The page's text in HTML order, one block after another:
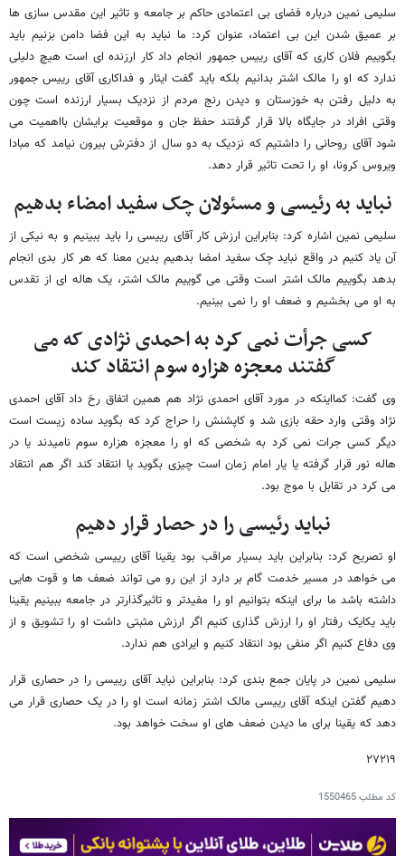
سلیمی نمین درباره فضای بی اعتمادی حاکم بر جامعه و تاثیر این مقدس سازی ها
بر عمیق شدن این بی اعتماد، عنوان کرد: ما نباید به این فضا دامن بزنیم باید
بگوییم فلان کاری که آقای رییس جمهور انجام داد کار ارزنده ای است هیچ دلیلی
ندارد که او را مالک اشتر بدانیم بلکه باید گفت ایثار و فداکاری آقای رییس جمهور
به دلیل رفتن به خوزستان و دیدن رنج مردم از نزدیک بسیار ارزنده است چون
وقتی افراد در جایگاه بالا قرار گرفتند حفظ جان و موقعیت برایشان بااهمیت می
شود آقای روحانی را داشتیم که نزدیک به دو سال از دفترش بیرون نیامد که مبادا
ویروس کرونا، او را تحت تاثیر قرار دهد.
نباید به رئیسی و مسئولان چک سفید امضاء بدهیم
سلیمی نمین اشاره کرد: بنابراین ارزش کار آقای رییسی را باید ببینیم و به نیکی از
آن یاد کنیم در واقع نباید چک سفید امضا بدهیم بدین معنا که هر کار بدی انجام
بدهد بگوییم مالک اشتر است وقتی می گوییم مالک اشتر، یک هاله ای از تقدس
به او می بخشیم و ضعف او را نمی بینیم.
کسی جرأت نمی کرد به احمدی نژادی که می
گفتند معجزه هزاره سوم انتقاد کند
وی گفت: کمااینکه در مورد آقای احمدی نژاد هم همین اتفاق رخ داد آقای احمدی
نژاد وقتی وارد حقه بازی شد و کاپشنش را حراج کرد که بگوید ساده زیست است
دیگر کسی جرات نمی کرد به شخصی که او را معجزه هزاره سوم نامیدند یا در
هاله نور قرار گرفته یا یار امام زمان است چیزی بگوید یا انتقاد کند اگر هم انتقاد
می کرد در تقابل با موج بود.
نباید رئیسی را در حصار قرار دهیم
او تصریح کرد: بنابراین باید بسیار مراقب بود یقینا آقای رییسی شخصی است که
می خواهد در مسیر خدمت گام بر دارد از این رو می تواند ضعف ها و قوت هایی
داشته باشد ما برای اینکه بتوانیم او را مفیدتر و تاثیرگذارتر در جامعه ببینیم یقینا
باید یکایک رفتار او را ارزش گذاری کنیم اگر ارزش مثبتی داشت او را تشویق و از
وی دفاع کنیم اگر منفی بود انتقاد کنیم و ایرادی هم ندارد.
سلیمی نمین در پایان جمع بندی کرد: بنابراین نباید آقای رییسی را در حصاری قرار
دهیم گفتن اینکه آقای رییسی مالک اشتر زمانه است او را در یک حصاری قرار می
دهد که یقینا برای ما دیدن ضعف های او سخت خواهد بود.
۲۷۲۱۹
کد مطلب1550465